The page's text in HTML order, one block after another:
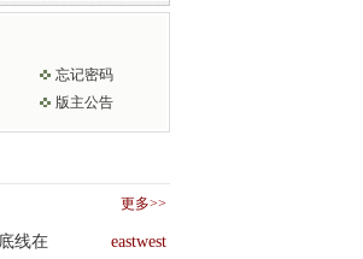
忘记密码
版主公告
更多>>
线在 eastwest